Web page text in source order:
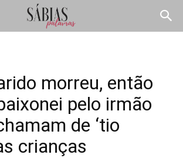
morreu, então
pelo irmão
de ‘tio
crianças